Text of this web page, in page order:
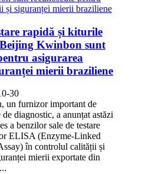
rapidă și kiturile
Kwinbon sunt
asigurarea
mierii braziliene
30
un furnizor important de
diagnostic, a anunțat astăzi
a benzilor sale de testare
ELISA (Enzyme-Linked
în controlul calității și
mierii exportate din